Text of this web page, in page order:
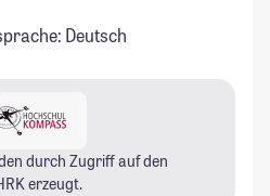
Deutsch
durch Zugriff auf den
erzeugt.